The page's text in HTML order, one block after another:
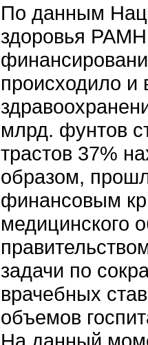
По данным
здоровья
происходило и
млрд. фунтов
трастов 37%
образом,
финансовым
медицинского
задачи по
врачебных
объемов
На данный